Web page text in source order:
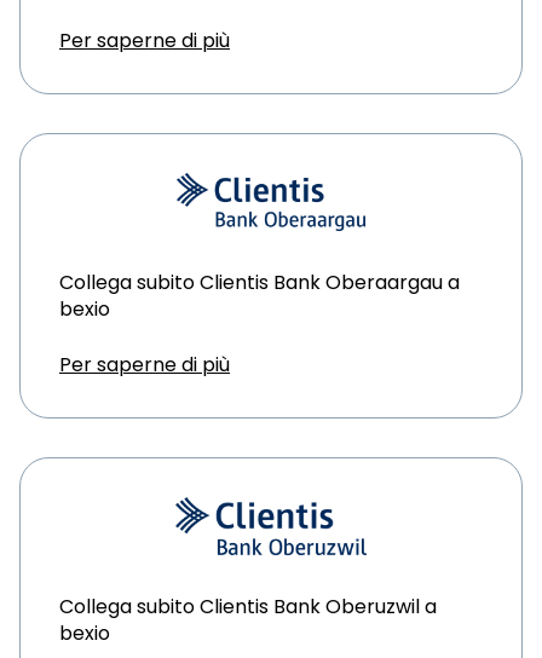
Per saperne di più
Collega subito Clientis Bank Oberaargau a
bexio
Per saperne di più
Collega subito Clientis Bank Oberuzwil a
bexio